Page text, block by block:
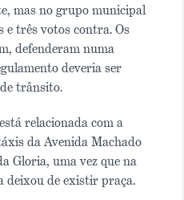
mas no grupo municipal
e três votos contra. Os
defenderam numa
deveria ser
trânsito.
relacionada com a
da Avenida Machado
Gloria, uma vez que na
deixou de existir praça.